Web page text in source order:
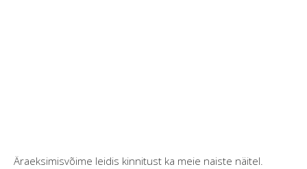
Äraeksimisvõime leidis kinnitust ka meie naiste näitel.